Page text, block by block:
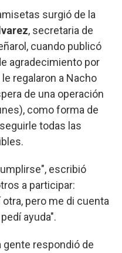
surgió de la
, secretaria de
cuando publicó
agradecimiento por
regalaron a Nacho
de una operación
como forma de
todas las
escribió
a participar:
pero me di cuenta
ayuda".
gente respondió de